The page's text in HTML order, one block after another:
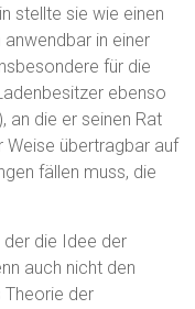
stellte sie wie einen
in einer
für die
ebenso
an die er seinen Rat
Weise übertragbar auf
fällen muss, die
die Idee der
auch nicht den
Theorie der